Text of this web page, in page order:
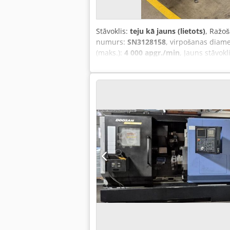
Stāvoklis: teju kā jauns (lietots),
numurs: SN3128158, virpošanas
(maks.): 4 000 apgr./min, Jauns